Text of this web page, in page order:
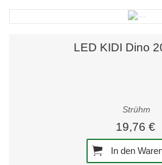
LED KIDI Dino
Strühm
19,76 €
In den